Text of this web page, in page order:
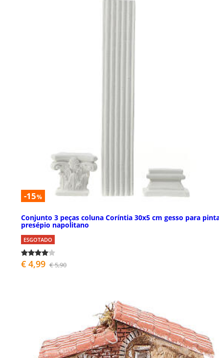
-15%
Conjunto 3 peças coluna Coríntia 30x5 cm gesso para
presépio napolitano
ESGOTADO
€ 4,99 € 5,90